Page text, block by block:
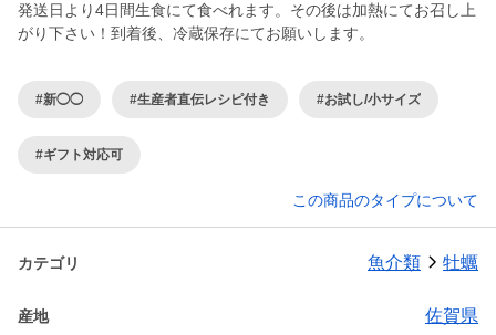
発送日より4日間生食にて食べれます。その後は加熱にてお召し上
#新◯◯ #生産者直伝レシピ付き #お試し/小サイズ
#ギフト対応可
この商品のタイプについて
カテゴリ 魚介類 牡蠣
産地 佐賀県